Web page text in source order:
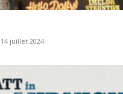
14 juillet 2024